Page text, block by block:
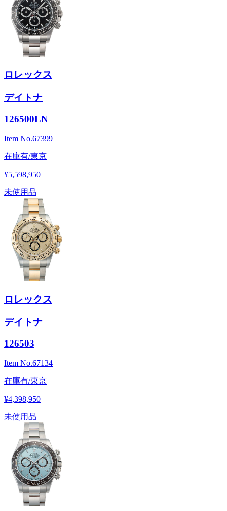
ロレックス
デイトナ
126500LN
Item No.67399
在庫有/東京
¥5,598,950
未使用品
ロレックス
デイトナ
126503
Item No.67134
在庫有/東京
¥4,398,950
未使用品